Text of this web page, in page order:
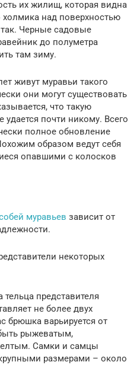
их жилищ, которая видна
над поверхностью
Черные садовые
до полуметра
там зиму.
живут муравьи такого
они могут существовать
что такую
почти никому. Всего
полное обновление
образом ведут себя
опавшими с колосков
муравьев зависит от
некоторых
представителя
не более двух
брюшка варьируется от
рыжеватым,
Самки и самцы
размерами – около